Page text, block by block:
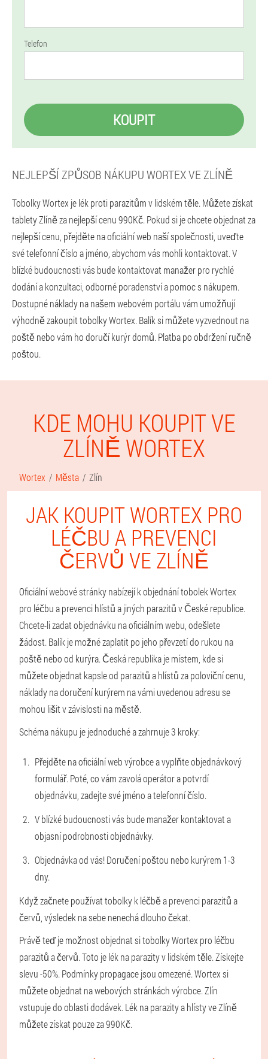
Telefon
KOUPIT
NEJLEPŠÍ ZPŮSOB NÁKUPU WORTEX VE ZLÍNĚ
Tobolky Wortex je lék proti parazitům v lidském těle. Můžete získat
tablety Zlíně za nejlepší cenu 990Kč. Pokud si je chcete objednat za
nejlepší cenu, přejděte na oficiální web naší společnosti, uveďte
své telefonní číslo a jméno, abychom vás mohli kontaktovat. V
blízké budoucnosti vás bude kontaktovat manažer pro rychlé
dodání a konzultaci, odborné poradenství a pomoc s nákupem.
Dostupné náklady na našem webovém portálu vám umožňují
výhodně zakoupit tobolky Wortex. Balík si můžete vyzvednout na
poště nebo vám ho doručí kurýr domů. Platba po obdržení ručně
poštou.
KDE MOHU KOUPIT VE
ZLÍNĚ WORTEX
Wortex Města Zlín
JAK KOUPIT WORTEX PRO
LÉČBU A PREVENCI
ČERVŮ VE ZLÍNĚ
Oficiální webové stránky nabízejí k objednání tobolek Wortex
pro léčbu a prevenci hlístů a jiných parazitů v České republice.
Chcete-li zadat objednávku na oficiálním webu, odešlete
žádost. Balík je možné zaplatit po jeho převzetí do rukou na
poště nebo od kurýra. Česká republika je místem, kde si
můžete objednat kapsle od parazitů a hlístů za poloviční cenu,
náklady na doručení kurýrem na vámi uvedenou adresu se
mohou lišit v závislosti na městě.
Schéma nákupu je jednoduché a zahrnuje 3 kroky:
Přejděte na oficiální web výrobce a vyplňte objednávkový
formulář. Poté, co vám zavolá operátor a potvrdí
objednávku, zadejte své jméno a telefonní číslo.
V blízké budoucnosti vás bude manažer kontaktovat a
objasní podrobnosti objednávky.
Objednávka od vás! Doručení poštou nebo kurýrem 1-3
dny.
Když začnete používat tobolky k léčbě a prevenci parazitů a
červů, výsledek na sebe nenechá dlouho čekat.
Právě teď je možnost objednat si tobolky Wortex pro léčbu
parazitů a červů. Toto je lék na parazity v lidském těle. Získejte
slevu -50%. Podmínky propagace jsou omezené. Wortex si
můžete objednat na webových stránkách výrobce. Zlín
vstupuje do oblasti dodávek. Lék na parazity a hlísty ve Zlíně
můžete získat pouze za 990Kč.